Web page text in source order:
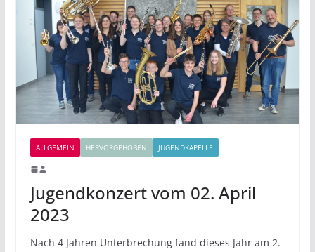
ALLGEMEIN HERVORGEHOBEN JUGENDKAPELLE
Jugendkonzert vom 02. April
2023
Nach 4 Jahren Unterbrechung fand dieses Jahr am 2.